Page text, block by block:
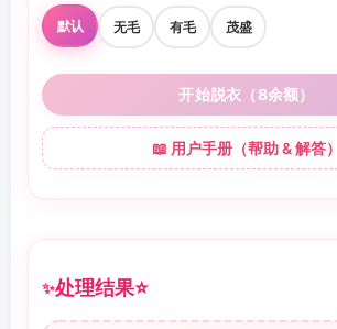
默认 无毛 有毛 茂盛
开始脱衣（8余额）
📖 用户手册（帮助 & 解答）
✨处理结果⭐